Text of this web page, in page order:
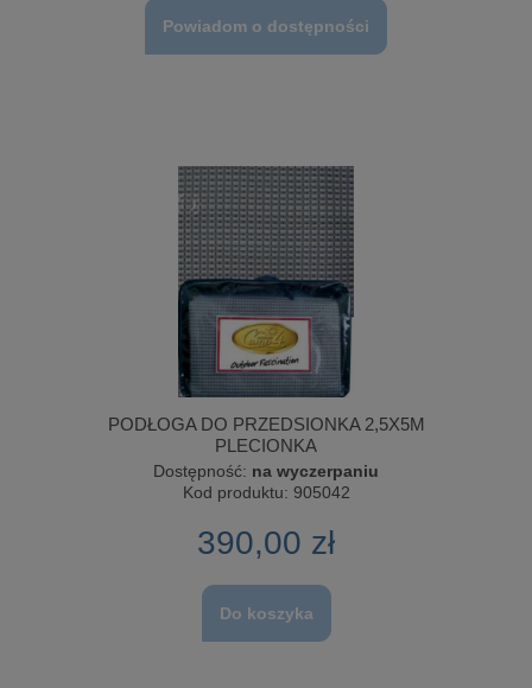
Powiadom o dostępności
PODŁOGA DO PRZEDSIONKA 2,5X5M
PLECIONKA
Dostępność: na wyczerpaniu
Kod produktu: 905042
390,00 zł
Do koszyka